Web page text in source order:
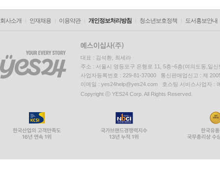
회사소개 인재채용 이용약관 개인정보처리방침 청소년보호정책 도서홍보안내
대표 : 김석환, 최세라
주소 : 서울시 영등포구 은행로 11, 5층~6층(여의도동,일신
사업자등록번호 : 229-81-37000 통신판매업신고 : 제
이메일 : yes24help@yes24.com 호스팅 서비스사업자 :
Copyright ⓒ YES24 Corp. All Rights Reserved.